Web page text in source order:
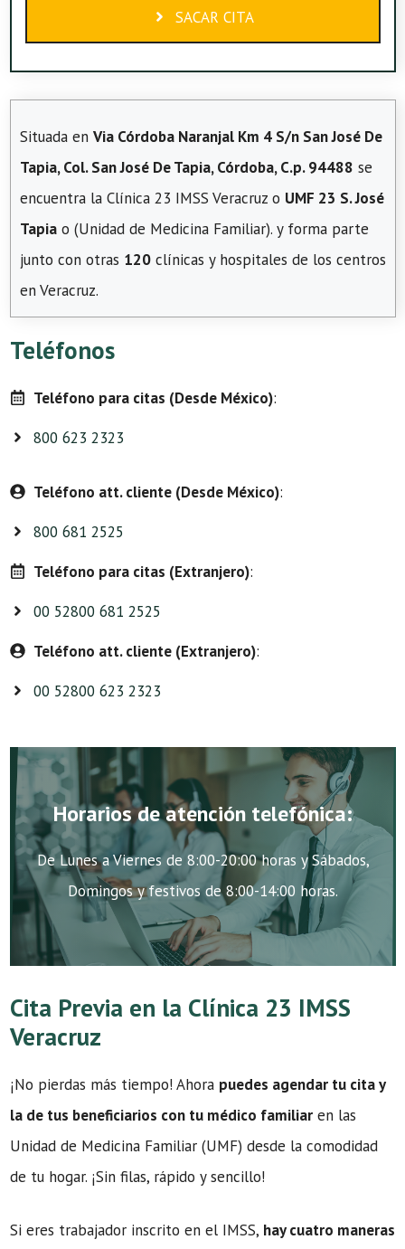
SACAR CITA
Situada en Via Córdoba Naranjal Km 4 S/n San José De
Tapia, Col. San José De Tapia, Córdoba, C.p. 94488 se
encuentra la Clínica 23 IMSS Veracruz o UMF 23 S. José
Tapia o (Unidad de Medicina Familiar). y forma parte
junto con otras 120 clínicas y hospitales de los centros
en Veracruz.
Teléfonos
Teléfono para citas (Desde México):
800 623 2323
Teléfono att. cliente (Desde México):
800 681 2525
Teléfono para citas (Extranjero):
00 52800 681 2525
Teléfono att. cliente (Extranjero):
00 52800 623 2323
Horarios de atención telefónica:
De Lunes a Viernes de 8:00-20:00 horas y Sábados,
Domingos y festivos de 8:00-14:00 horas.
Cita Previa en la Clínica 23 IMSS
Veracruz
¡No pierdas más tiempo! Ahora puedes agendar tu cita y
la de tus beneficiarios con tu médico familiar en las
Unidad de Medicina Familiar (UMF) desde la comodidad
de tu hogar. ¡Sin filas, rápido y sencillo!
Si eres trabajador inscrito en el IMSS, hay cuatro maneras